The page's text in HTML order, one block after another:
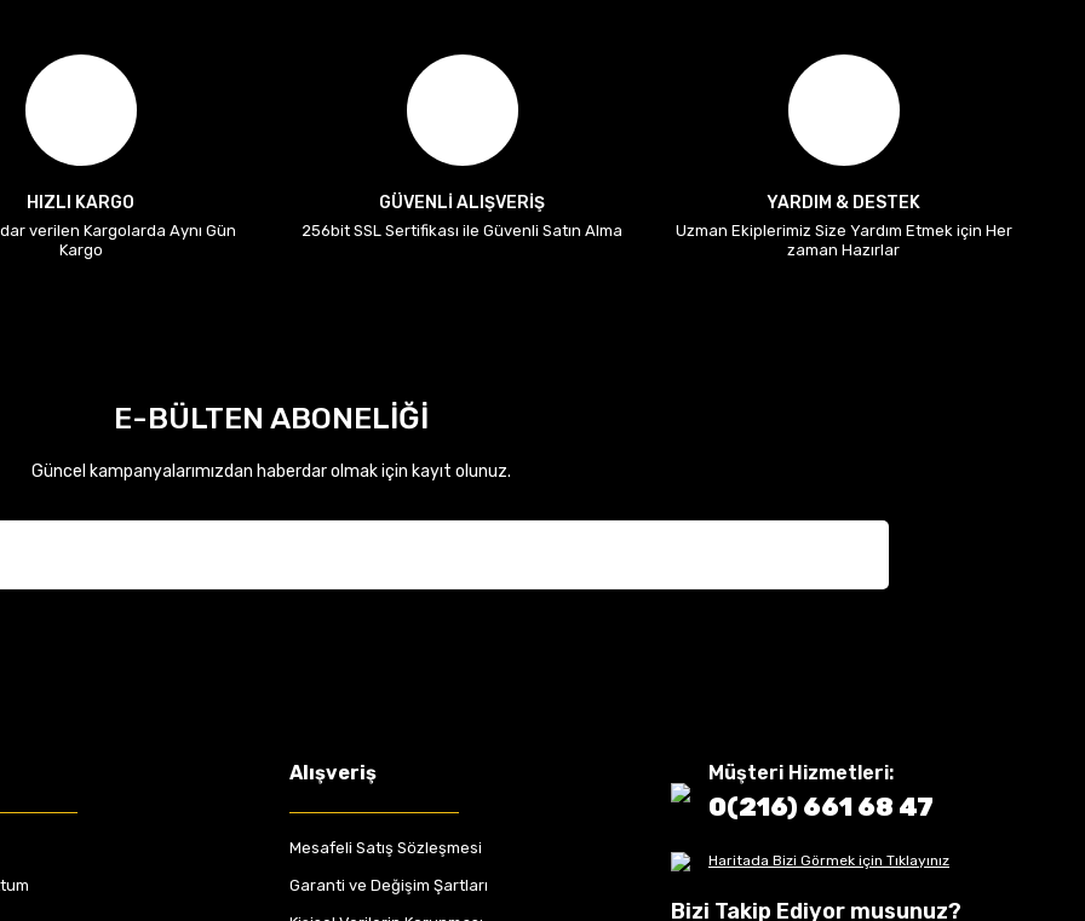
HIZLI KARGO
verilen Kargolarda Aynı Gün
Kargo
GÜVENLİ ALIŞVERİŞ
256bit SSL Sertifikası ile Güvenli Satın Alma
YARDIM & DESTEK
Uzman Ekiplerimiz Size Yardım Etmek için Her
zaman Hazırlar
E-BÜLTEN ABONELİĞİ
Güncel kampanyalarımızdan haberdar olmak için kayıt olunuz.
Alışveriş
Mesafeli Satış Sözleşmesi
Garanti ve Değişim Şartları
Müşteri Hizmetleri:
0(216) 661 68 47
Haritada Bizi Görmek için Tıklayınız
Bizi Takip Ediyor musunuz?